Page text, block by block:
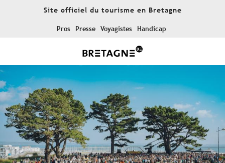
Site officiel du tourisme en Bretagne
Pros Presse Voyagistes Handicap